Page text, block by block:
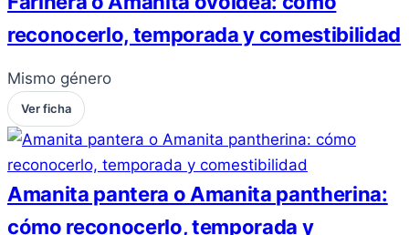
reconocerlo, temporada y comestibilidad
Mismo género
Ver ficha
Amanita pantera o Amanita pantherina:
cómo reconocerlo, temporada y